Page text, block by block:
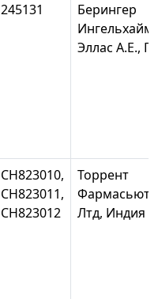
245131
Берингер
Ингельхайм
Эллас А.Е.,
СН823010,
СН823011,
СН823012
Торрент
Лтд, Индия